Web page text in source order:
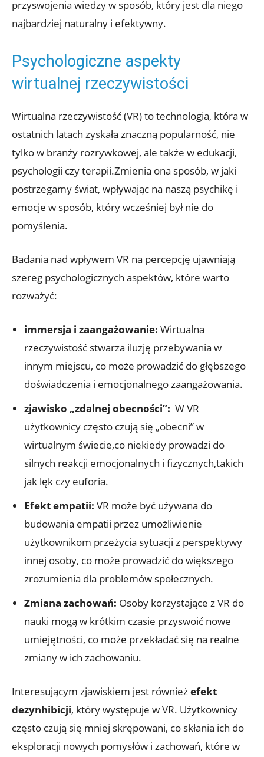
przyswojenia wiedzy w sposób, który ⁢jest ‍dla niego
najbardziej naturalny i‌ efektywny.
Psychologiczne​ aspekty
‍wirtualnej rzeczywistości
Wirtualna⁢ rzeczywistość ‌(VR) to​ technologia,⁤ która w
ostatnich latach zyskała znaczną popularność,​ nie​
tylko w branży rozrywkowej, ale także w ⁤edukacji,
psychologii⁣ czy terapii.Zmienia ‍ona ⁤sposób, w jaki‍
postrzegamy⁤ świat,‍ wpływając na ​naszą psychikę i
‌emocje w ‍sposób, który wcześniej⁢ był nie do
pomyślenia.
Badania nad wpływem VR na ⁤percepcję ‍ujawniają
⁤szereg psychologicznych‍ aspektów, ‌które warto
⁣rozważyć:
immersja i ⁢zaangażowanie: Wirtualna
rzeczywistość stwarza iluzję‌ przebywania w
innym miejscu, ⁢co‌ może ​prowadzić do ‌głębszego
⁤doświadczenia ⁣i emocjonalnego zaangażowania.
zjawisko „zdalnej obecności”: ⁤ W VR
użytkownicy często czują się „obecni” w
wirtualnym świecie,co⁢ niekiedy ⁣prowadzi do
silnych reakcji emocjonalnych i‌ fizycznych,takich
⁣jak lęk czy euforia.
Efekt empatii: VR może być ⁢używana ⁢do​
budowania empatii ⁢przez umożliwienie​
użytkownikom przeżycia sytuacji⁢ z ‍perspektywy
innej ⁣osoby, co może prowadzić⁤ do‌ większego
zrozumienia dla problemów społecznych.
Zmiana zachowań: Osoby korzystające ​z VR do
nauki ‌mogą w‍ krótkim czasie przyswoić nowe
umiejętności, co może przekładać się na realne
zmiany⁣ w ‌ich‌ zachowaniu.
Interesującym‌ zjawiskiem jest ‌równieżefekt ​
dezynhibicji, który występuje w VR. Użytkownicy
często czują się mniej ⁢skrępowani, ⁣co skłania ich do
eksploracji⁢ nowych pomysłów i zachowań, które⁣ w